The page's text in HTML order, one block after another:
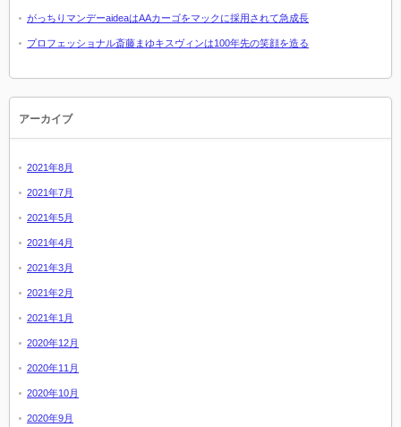
がっちりマンデーaideaはAAカーゴをマックに採用されて急成長
プロフェッショナル斎藤まゆキスヴィンは100年先の笑顔を造る
アーカイブ
2021年8月
2021年7月
2021年5月
2021年4月
2021年3月
2021年2月
2021年1月
2020年12月
2020年11月
2020年10月
2020年9月